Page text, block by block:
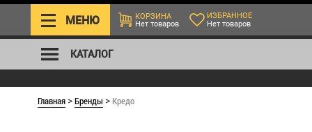
МЕНЮ
КОРЗИНА
Нет товаров
ИЗБРАННОЕ
Нет товаров
КАТАЛОГ
Главная >Бренды > Кредо